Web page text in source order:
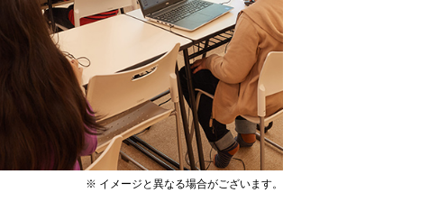
※ イメージと異なる場合がございます。